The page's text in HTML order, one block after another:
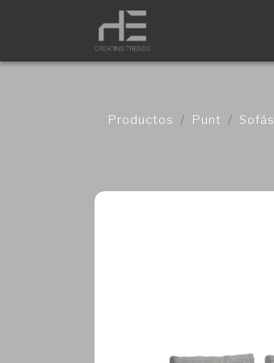
Productos Punt Sofás